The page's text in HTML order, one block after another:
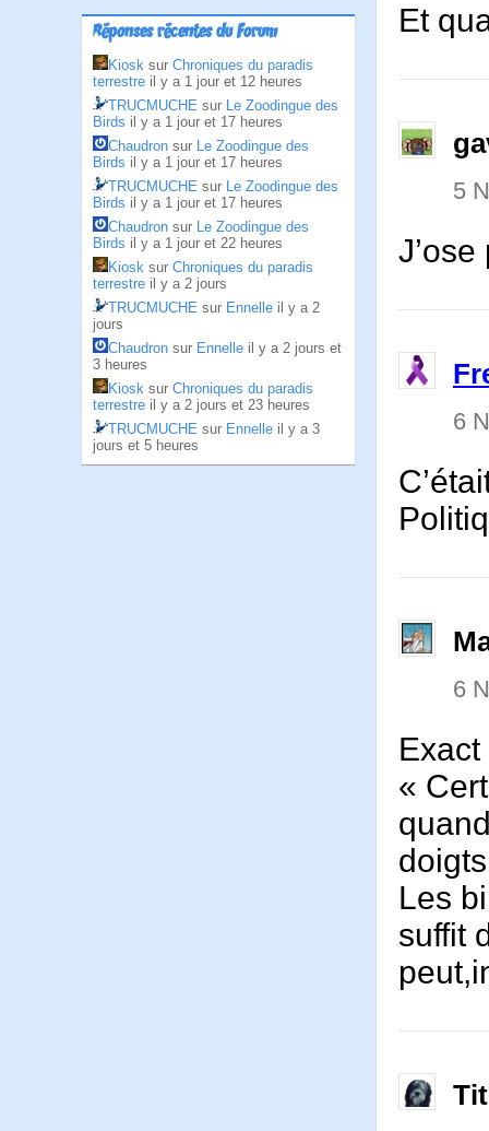
Réponses récentes du Forum
Kiosk sur Chroniques du paradis
terrestre il y a 1 jour et 12 heures
TRUCMUCHE sur Le Zoodingue des
Birds il y a 1 jour et 17 heures
Chaudron sur Le Zoodingue des
Birds il y a 1 jour et 17 heures
TRUCMUCHE sur Le Zoodingue des
Birds il y a 1 jour et 17 heures
Chaudron sur Le Zoodingue des
Birds il y a 1 jour et 22 heures
Kiosk sur Chroniques du paradis
terrestre il y a 2 jours
TRUCMUCHE sur Ennelle il y a 2
jours
Chaudron sur Ennelle il y a 2 jours et
3 heures
Kiosk sur Chroniques du paradis
terrestre il y a 2 jours et 23 heures
TRUCMUCHE sur Ennelle il y a 3
jours et 5 heures
Et
5
6
6
«
Les
suffit